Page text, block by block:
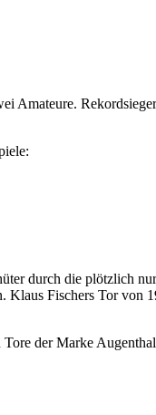
Amateure.
durch die plötzlich
Fischers Tor von
der Marke